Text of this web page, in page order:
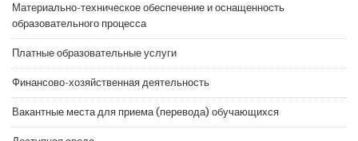
Материально-техническое обеспечение и оснащенность
образовательного процесса
Платные образовательные услуги
Финансово-хозяйственная деятельность
Вакантные места для приема (перевода) обучающихся